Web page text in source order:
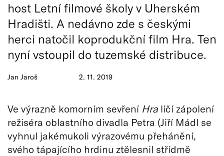
Jan Jaroš 2. 11. 2019
host Letní filmové školy v Uherském
Hradišti. A nedávno zde s českými
herci natočil koprodukční film Hra. Ten
nyní vstoupil do tuzemské distribuce.
Ve výrazně komorním sevření Hra líčí zápolení
režiséra oblastního divadla Petra (Jiří Mádl se
vyhnul jakémukoli výrazovému přehánění,
svého tápajícího hrdinu ztělesnil střídmě